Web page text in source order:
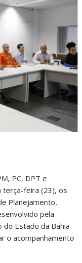
PC, DPT e
terça-feira (23), os
Planejamento,
pela
do Estado da Bahia
o acompanhamento